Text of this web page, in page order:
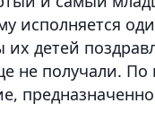
исполняется
их детей
не получали.